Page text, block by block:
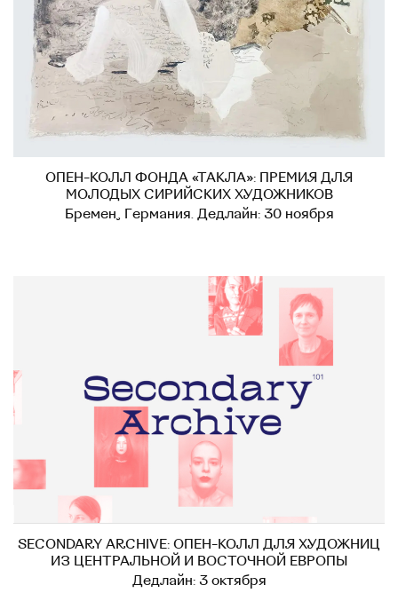
ОПЕН-КОЛЛ ФОНДА «ТАКЛА»: ПРЕМИЯ ДЛЯ
МОЛОДЫХ СИРИЙСКИХ ХУДОЖНИКОВ
Бремен, Германия. Дедлайн: 30 ноября
SECONDARY ARCHIVE: ОПЕН-КОЛЛ ДЛЯ ХУДОЖНИЦ
ИЗ ЦЕНТРАЛЬНОЙ И ВОСТОЧНОЙ ЕВРОПЫ
Дедлайн: 3 октября